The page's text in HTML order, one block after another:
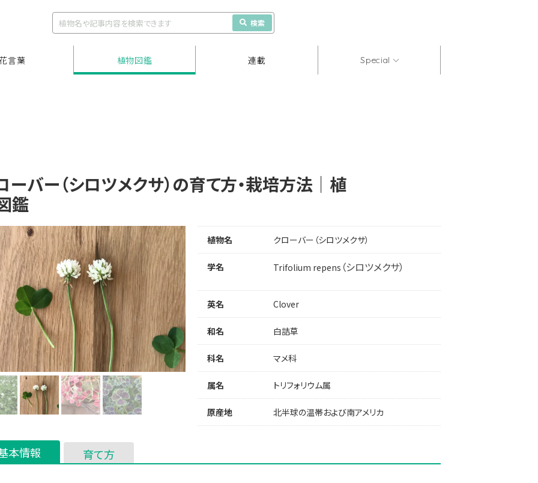
検索
言葉 植物図鑑 連載 Special
ーバー（シロツメクサ）の育て方・栽培方法｜植
鑑
植物名 クローバー（シロツメクサ）
学名 Trifolium repens （シロツメクサ）
英名 Clover
和名 白詰草
科名 マメ科
属名 トリフォリウム属
原産地 北半球の温帯および南アメリカ
本情報 育て方